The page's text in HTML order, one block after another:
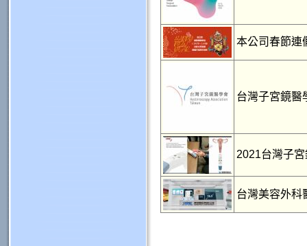
本公司春節連
台灣子宮鏡醫
2021台灣子
台灣美容外科